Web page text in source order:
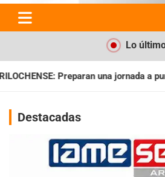
Argentina
Lo
a puro espectáculo AKPS:
Destacadas